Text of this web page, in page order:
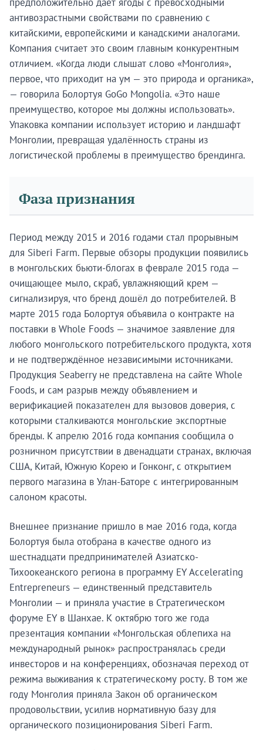
антивозрастными свойствами по сравнению с
китайскими, европейскими и канадскими аналогами.
Компания считает это своим главным конкурентным
отличием. «Когда люди слышат слово «Монголия»,
первое, что приходит на ум — это природа и органика»,
— говорила Болортуя GoGo Mongolia. «Это наше
преимущество, которое мы должны использовать».
Упаковка компании использует историю и ландшафт
Монголии, превращая удалённость страны из
логистической проблемы в преимущество брендинга.
Фаза признания
Период между 2015 и 2016 годами стал прорывным
для Siberi Farm. Первые обзоры продукции появились
в монгольских бьюти-блогах в феврале 2015 года —
очищающее мыло, скраб, увлажняющий крем —
сигнализируя, что бренд дошёл до потребителей. В
марте 2015 года Болортуя объявила о контракте на
поставки в Whole Foods — значимое заявление для
любого монгольского потребительского продукта, хотя
и не подтверждённое независимыми источниками.
Продукция Seaberry не представлена на сайте Whole
Foods, и сам разрыв между объявлением и
верификацией показателен для вызовов доверия, с
которыми сталкиваются монгольские экспортные
бренды. К апрелю 2016 года компания сообщила о
розничном присутствии в двенадцати странах, включая
США, Китай, Южную Корею и Гонконг, с открытием
первого магазина в Улан-Баторе с интегрированным
салоном красоты.
Внешнее признание пришло в мае 2016 года, когда
Болортуя была отобрана в качестве одного из
шестнадцати предпринимателей Азиатско-
Тихоокеанского региона в программу EY Accelerating
Entrepreneurs — единственный представитель
Монголии — и приняла участие в Стратегическом
форуме EY в Шанхае. К октябрю того же года
презентация компании «Монгольская облепиха на
международный рынок» распространялась среди
инвесторов и на конференциях, обозначая переход от
режима выживания к стратегическому росту. В том же
году Монголия приняла Закон об органическом
продовольствии, усилив нормативную базу для
органического позиционирования Siberi Farm.
профили брендов, истории основателей и аналитика
по развивающимся рынкам.
Подписаться
Позже